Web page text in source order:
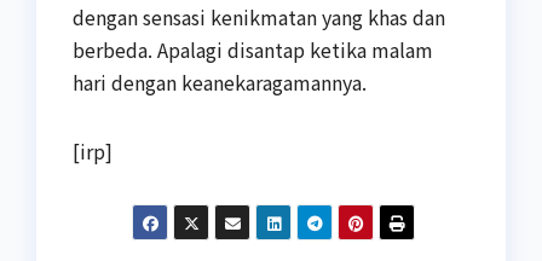
dengan sensasi kenikmatan yang khas dan
berbeda. Apalagi disantap ketika malam
hari dengan keanekaragamannya.
[irp]